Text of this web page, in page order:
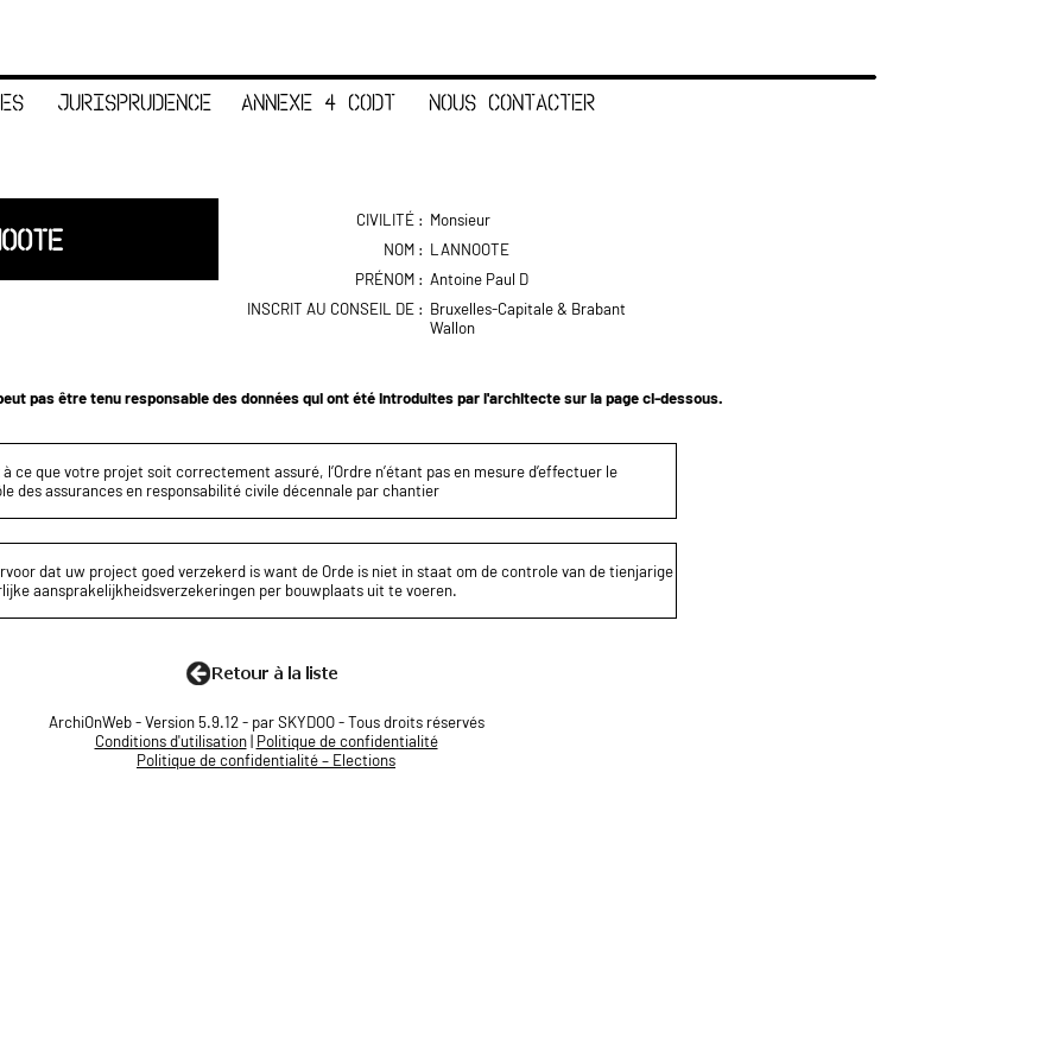
JURISPRUDENCE ANNEXE 4 CODT NOUS CONTACTER
CIVILITÉ : Monsieur
NOM : LANNOOTE
PRÉNOM : Antoine Paul D
INSCRIT AU CONSEIL DE : Bruxelles-Capitale & Brabant
Wallon
pas être tenu responsable des données qui ont été introduites par l'architecte sur la page ci-dessous.
à ce que votre projet soit correctement assuré, l’Ordre n’étant pas en mesure d’effectuer le
des assurances en responsabilité civile décennale par chantier
dat uw project goed verzekerd is want de Orde is niet in staat om de controle van de tienjarige
aansprakelijkheidsverzekeringen per bouwplaats uit te voeren.
ArchiOnWeb - Version 5.9.12 - par SKYDOO - Tous droits réservés
Conditions d'utilisation| Politique de confidentialité
Politique de confidentialité – Elections